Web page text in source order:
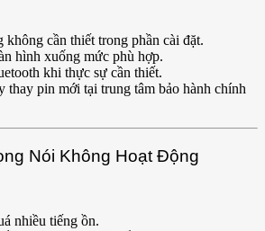
không cần thiết trong phần cài đặt.
hình xuống mức phù hợp.
khi thực sự cần thiết.
thay pin mới tại trung tâm bảo hành chính
Nói Không Hoạt Động
nhiều tiếng ồn.